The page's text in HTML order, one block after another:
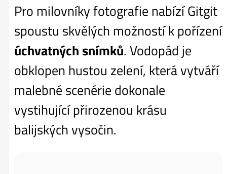
Pro milovníky fotografie nabízí Gitgit
spoustu skvělých možností k pořízení
úchvatných snímků. Vodopád je
obklopen hustou zelení, která vytváří
malebné scenérie dokonale
vystihující přirozenou krásu
balijských vysočin.